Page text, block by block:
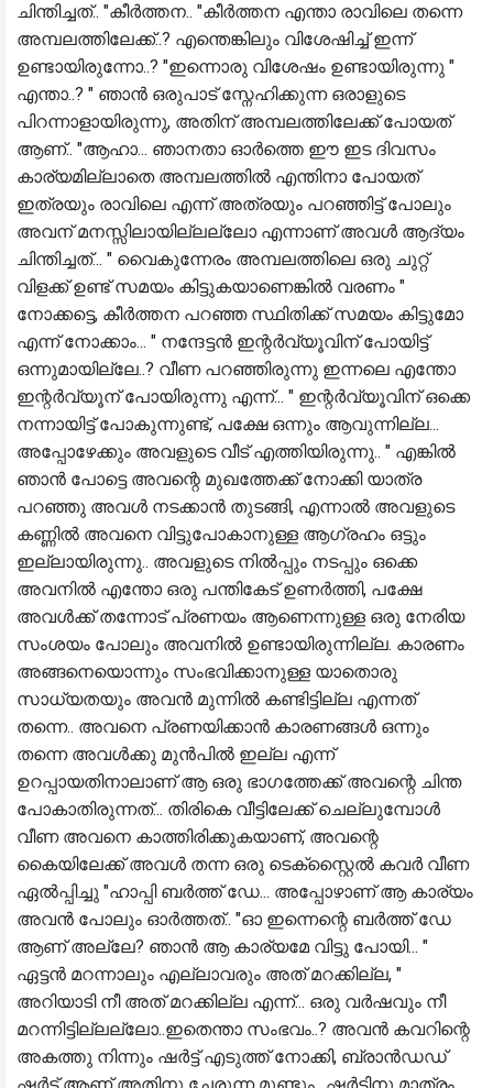
ചിന്തിച്ചത്.. "കീർത്തന.. "കീർത്തന എന്താ രാവിലെ തന്നെ
അമ്പലത്തിലേക്ക്..? എന്തെങ്കിലും വിശേഷിച്ച് ഇന്ന്
ഉണ്ടായിരുന്നോ..? "ഇന്നൊരു വിശേഷം ഉണ്ടായിരുന്നു "
എന്താ..? " ഞാൻ ഒരുപാട് സ്നേഹിക്കുന്ന ഒരാളുടെ
പിറന്നാളായിരുന്നു, അതിന് അമ്പലത്തിലേക്ക് പോയത്
ആണ്.. "ആഹാ... ഞാനതാ ഓർത്തെ ഈ ഇട ദിവസം
കാര്യമില്ലാതെ അമ്പലത്തിൽ എന്തിനാ പോയത്
ഇത്രയും രാവിലെ എന്ന് അത്രയും പറഞ്ഞിട്ട് പോലും
അവന് മനസ്സിലായില്ലല്ലോ എന്നാണ് അവൾ ആദ്യം
ചിന്തിച്ചത്... " വൈകുന്നേരം അമ്പലത്തിലെ ഒരു ചുറ്റ്
വിളക്ക് ഉണ്ട് സമയം കിട്ടുകയാണെങ്കിൽ വരണം "
നോക്കട്ടെ, കീർത്തന പറഞ്ഞ സ്ഥിതിക്ക് സമയം കിട്ടുമോ
എന്ന് നോക്കാം... " നന്ദേട്ടൻ ഇന്റർവ്യൂവിന് പോയിട്ട്
ഒന്നുമായില്ലേ..? വീണ പറഞ്ഞിരുന്നു ഇന്നലെ എന്തോ
ഇന്റർവ്യൂന് പോയിരുന്നു എന്ന്... " ഇന്റർവ്യൂവിന് ഒക്കെ
നന്നായിട്ട് പോകുന്നുണ്ട്, പക്ഷേ ഒന്നും ആവുന്നില്ല...
അപ്പോഴേക്കും അവളുടെ വീട് എത്തിയിരുന്നു.. " എങ്കിൽ
ഞാൻ പോട്ടെ അവന്റെ മുഖത്തേക്ക് നോക്കി യാത്ര
പറഞ്ഞു അവൾ നടക്കാൻ തുടങ്ങി, എന്നാൽ അവളുടെ
കണ്ണിൽ അവനെ വിട്ടുപോകാനുള്ള ആഗ്രഹം ഒട്ടും
ഇല്ലായിരുന്നു.. അവളുടെ നിൽപ്പും നടപ്പും ഒക്കെ
അവനിൽ എന്തോ ഒരു പന്തികേട് ഉണർത്തി, പക്ഷേ
അവൾക്ക് തന്നോട് പ്രണയം ആണെന്നുള്ള ഒരു നേരിയ
സംശയം പോലും അവനിൽ ഉണ്ടായിരുന്നില്ല. കാരണം
അങ്ങനെയൊന്നും സംഭവിക്കാനുള്ള യാതൊരു
സാധ്യതയും അവൻ മുന്നിൽ കണ്ടിട്ടില്ല എന്നത്
തന്നെ.. അവനെ പ്രണയിക്കാൻ കാരണങ്ങൾ ഒന്നും
തന്നെ അവൾക്കു മുൻപിൽ ഇല്ല എന്ന്
ഉറപ്പായതിനാലാണ് ആ ഒരു ഭാഗത്തേക്ക് അവന്റെ ചിന്ത
പോകാതിരുന്നത്... തിരികെ വീട്ടിലേക്ക് ചെല്ലുമ്പോൾ
വീണ അവനെ കാത്തിരിക്കുകയാണ്, അവന്റെ
കൈയിലേക്ക് അവൾ തന്ന ഒരു ടെക്സ്റ്റൈൽ കവർ വീണ
ഏൽപ്പിച്ചു "ഹാപ്പി ബർത്ത് ഡേ... അപ്പോഴാണ് ആ കാര്യം
അവൻ പോലും ഓർത്തത്.. "ഓ ഇന്നെന്റെ ബർത്ത് ഡേ
ആണ് അല്ലേ? ഞാൻ ആ കാര്യമേ വിട്ടു പോയി... "
ഏട്ടൻ മറന്നാലും എല്ലാവരും അത് മറക്കില്ല, "
അറിയാടി നീ അത് മറക്കില്ല എന്ന്... ഒരു വർഷവും നീ
മറന്നിട്ടില്ലല്ലോ..ഇതെന്താ സംഭവം..? അവൻ കവറിന്റെ
അകത്തു നിന്നും ഷർട്ട് എടുത്ത് നോക്കി, ബ്രാൻഡഡ്